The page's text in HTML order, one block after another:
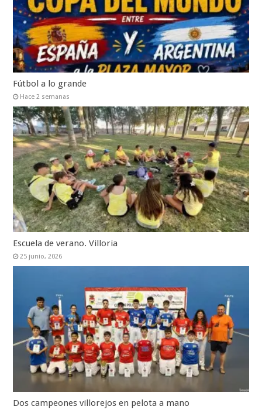
Fútbol a lo grande
Hace 2 semanas
Escuela de verano. Villoria
25 junio, 2026
Dos campeones villorejos en pelota a mano